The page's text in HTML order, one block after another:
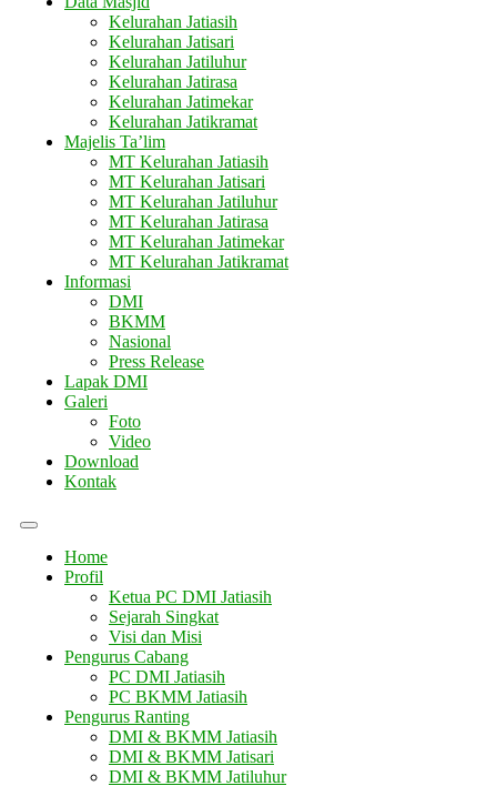
Kelurahan Jatiasih
Kelurahan Jatisari
Kelurahan Jatiluhur
Kelurahan Jatirasa
Kelurahan Jatimekar
Kelurahan Jatikramat
Majelis Ta’lim
MT Kelurahan Jatiasih
MT Kelurahan Jatisari
MT Kelurahan Jatiluhur
MT Kelurahan Jatirasa
MT Kelurahan Jatimekar
MT Kelurahan Jatikramat
Informasi
DMI
BKMM
Nasional
Press Release
Lapak DMI
Galeri
Foto
Video
Download
Kontak
Home
Profil
Ketua PC DMI Jatiasih
Sejarah Singkat
Visi dan Misi
Pengurus Cabang
PC DMI Jatiasih
PC BKMM Jatiasih
Pengurus Ranting
DMI & BKMM Jatiasih
DMI & BKMM Jatisari
DMI & BKMM Jatiluhur